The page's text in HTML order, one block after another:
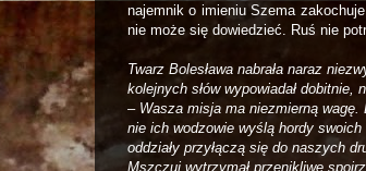
najemnik o imieniu Szema
nie może się dowiedzieć. Ruś nie
Twarz Bolesława nabrała naraz
kolejnych słów wypowiadał
– Wasza misja ma niezmierną
nie ich wodzowie wyślą hordy
oddziały przyłączą się do naszych
Mszczuj wytrzymał przenikliwe